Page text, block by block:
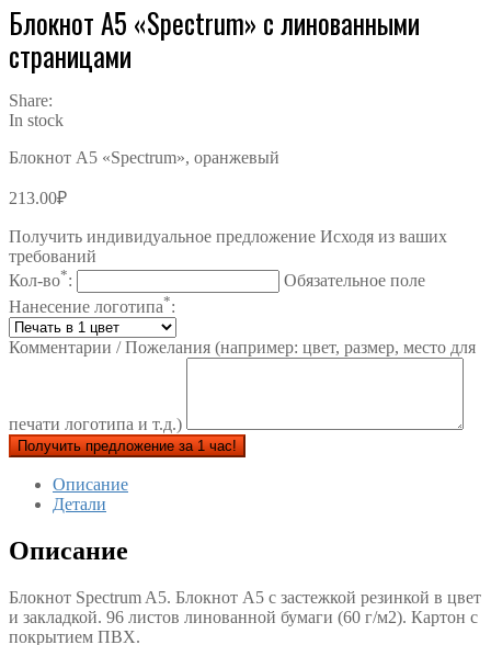
Блокнот А5 «Spectrum» с линованными
страницами
Share:
In stock
Блокнот А5 «Spectrum», оранжевый
213.00₽
Получить индивидуальное предложение Исходя из ваших
требований
Кол-во*:
Обязательное поле
Нанесение логотипа*:
Комментарии / Пожелания (например: цвет, размер, место для
печати логотипа и т.д.)
Получить предложение за 1 час!
Описание
Детали
Описание
Блокнот Spectrum A5. Блокнот А5 с застежкой резинкой в цвет
и закладкой. 96 листов линованной бумаги (60 г/м2). Картон с
покрытием ПВХ.